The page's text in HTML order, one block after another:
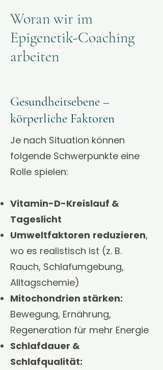
Woran wir im
Epigenetik-Coaching
arbeiten
Gesundheitsebene –
körperliche Faktoren
Je nach Situation können
folgende Schwerpunkte eine
Rolle spielen:
Vitamin-D-Kreislauf &
Tageslicht
Umweltfaktoren reduzieren,
wo es realistisch ist (z. B.
Rauch, Schlafumgebung,
Alltagschemie)
Mitochondrien stärken:
Bewegung, Ernährung,
Regeneration für mehr Energie
Schlafdauer &
Schlafqualität: